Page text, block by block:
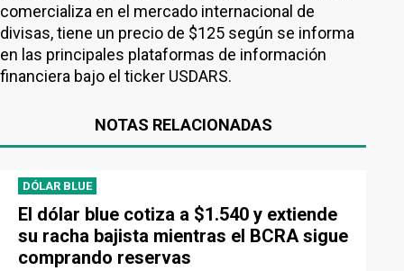
comercializa en el mercado internacional de
divisas, tiene un precio de $125 según se informa
en las principales plataformas de información
financiera bajo el ticker USDARS.
NOTAS RELACIONADAS
DÓLAR BLUE
El dólar blue cotiza a $1.540 y extiende
su racha bajista mientras el BCRA sigue
comprando reservas